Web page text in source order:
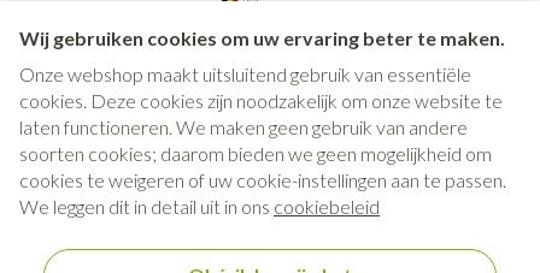
Wij gebruiken cookies om uw ervaring beter te maken.
Onze webshop maakt uitsluitend gebruik van essentiële
cookies. Deze cookies zijn noodzakelijk om onze website te
laten functioneren. We maken geen gebruik van andere
soorten cookies; daarom bieden we geen mogelijkheid om
cookies te weigeren of uw cookie-instellingen aan te passen.
We leggen dit in detail uit in ons cookiebeleid
Juridische links